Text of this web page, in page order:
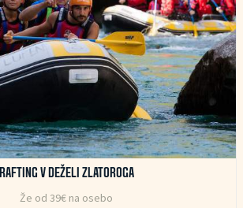
RAFTING V DEŽELI ZLATOROGA
Že od 39€ na osebo